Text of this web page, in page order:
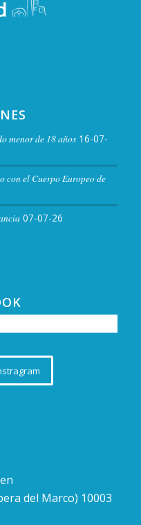
menor de 18 años 16-07-
con el Cuerpo Europeo de
07-07-26
del Marco) 10003